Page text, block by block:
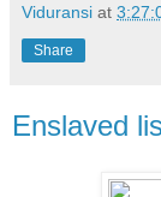
Viduransi at
Share
Enslaved